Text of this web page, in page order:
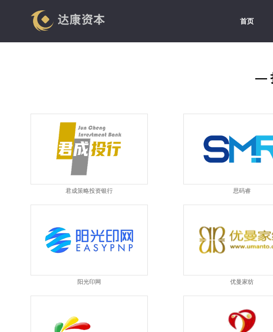
首页
—
君成策略投资银行 思码睿
阳光印网 优曼家纺